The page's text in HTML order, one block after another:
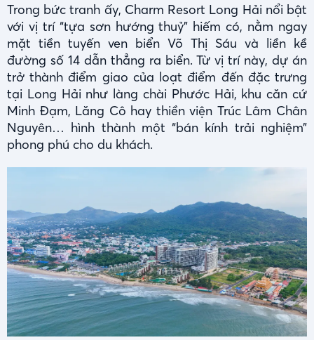
Trong bức tranh ấy, Charm Resort Long Hải nổi bật
với vị trí “tựa sơn hướng thuỷ” hiếm có, nằm ngay
mặt tiền tuyến ven biển Võ Thị Sáu và liền kề
đường số 14 dẫn thẳng ra biển. Từ vị trí này, dự án
trở thành điểm giao của loạt điểm đến đặc trưng
tại Long Hải như làng chài Phước Hải, khu căn cứ
Minh Đạm, Lăng Cô hay thiền viện Trúc Lâm Chân
Nguyên… hình thành một “bán kính trải nghiệm”
phong phú cho du khách.